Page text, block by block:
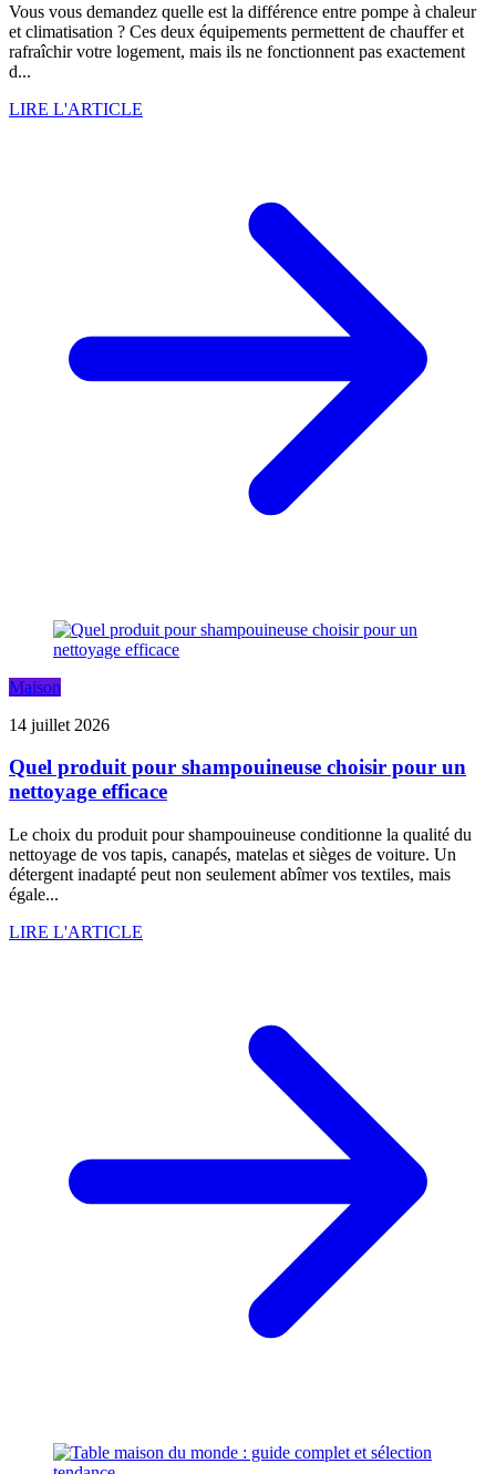
Vous vous demandez quelle est la différence entre pompe à chaleur
et climatisation ? Ces deux équipements permettent de chauffer et
rafraîchir votre logement, mais ils ne fonctionnent pas exactement
d...
LIRE L'ARTICLE
Maison
14 juillet 2026
Quel produit pour shampouineuse choisir pour un
nettoyage efficace
Le choix du produit pour shampouineuse conditionne la qualité du
nettoyage de vos tapis, canapés, matelas et sièges de voiture. Un
détergent inadapté peut non seulement abîmer vos textiles, mais
égale...
LIRE L'ARTICLE